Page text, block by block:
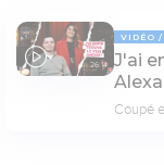
26:14
VIDÉO
J'ai
Coupé